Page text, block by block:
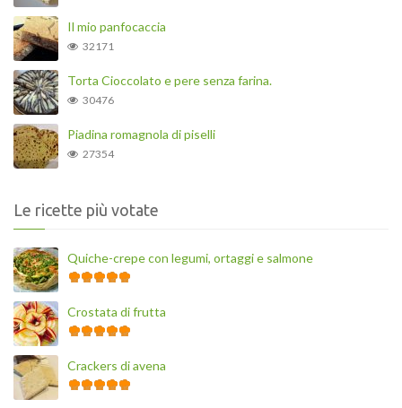
Il mio panfocaccia
32171
Torta Cioccolato e pere senza farina.
30476
Piadina romagnola di piselli
27354
Le ricette più votate
Quiche-crepe con legumi, ortaggi e salmone
Crostata di frutta
Crackers di avena